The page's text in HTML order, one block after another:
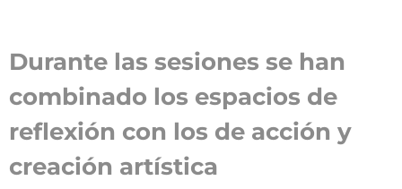
Durante las sesiones se han
combinado los espacios de
reflexión con los de acción y
creación artística